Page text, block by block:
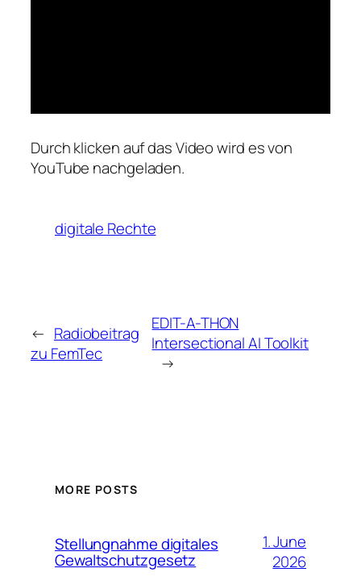
Durch klicken auf das Video wird es von
YouTube nachgeladen.
digitale Rechte
← Radiobeitrag
zu FemTec
EDIT-A-THON
Intersectional AI Toolkit
→
MORE POSTS
Stellungnahme digitales
Gewaltschutzgesetz
1. June
2026